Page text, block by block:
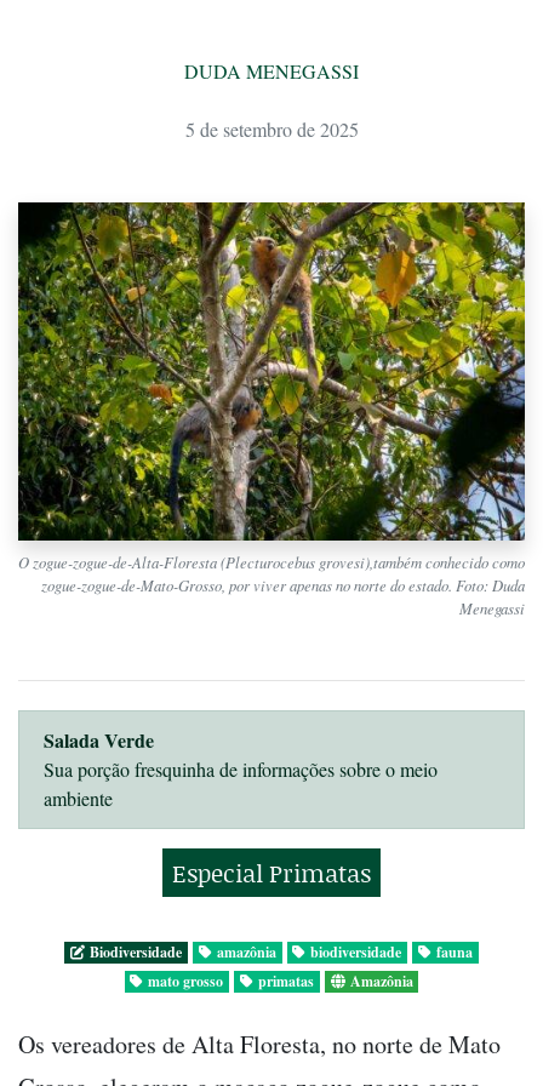
DUDA MENEGASSI
5 de setembro de 2025
O zogue-zogue-de-Alta-Floresta (Plecturocebus grovesi),também conhecido como
zogue-zogue-de-Mato-Grosso, por viver apenas no norte do estado. Foto: Duda
Menegassi
Salada Verde
Sua porção fresquinha de informações sobre o meio
ambiente
Especial Primatas
Biodiversidade amazônia biodiversidade
fauna
mato grosso
primatas Amazônia
Os vereadores de Alta Floresta, no norte de Mato